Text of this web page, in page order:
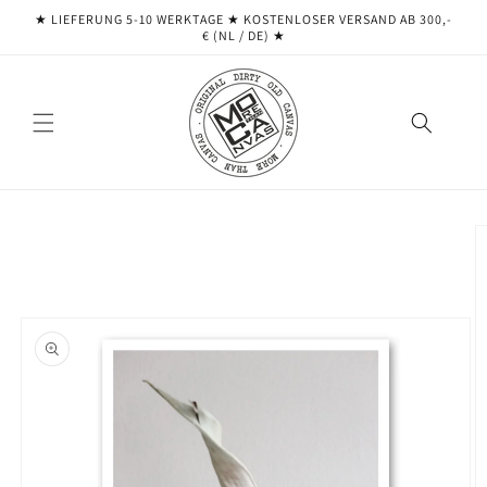
zum
★ LIEFERUNG 5-10 WERKTAGE ★ ​​KOSTENLOSER VERSAND AB 300,-
€ (NL / DE) ★